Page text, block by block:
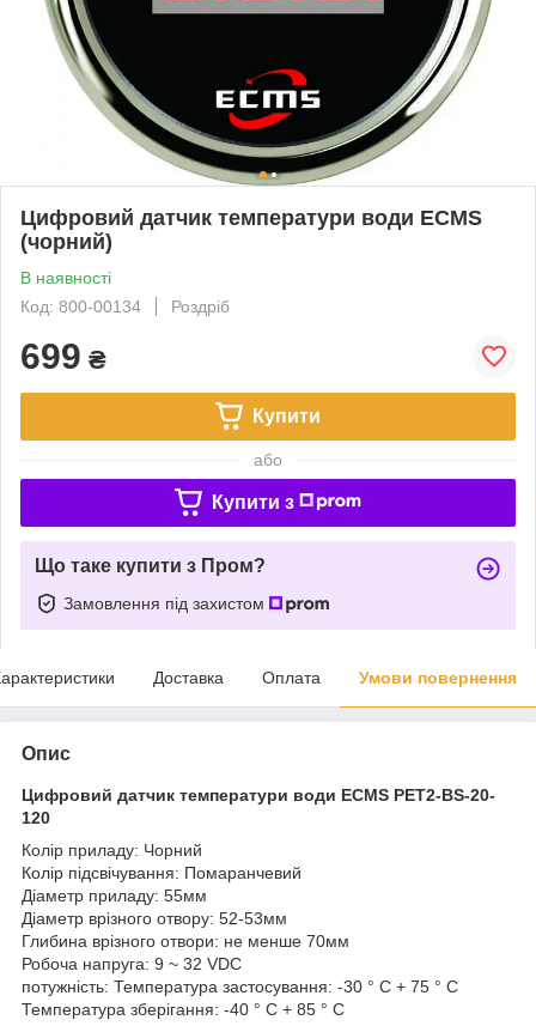
Цифровий датчик температури води ECMS
(чорний)
В наявності
Код: 800-00134
Роздріб
699 ₴
Купити
або
Купити з
Що таке купити з Пром?
Замовлення під захистом
Доставка Оплата Умови повернення
Опис
Цифровий датчик температури води ECMS PET2-BS-20-
120
Колір приладу: Чорний
Колір підсвічування: Помаранчевий
Діаметр приладу: 55мм
Діаметр врізного отвору: 52-53мм
Глибина врізного отвори: не менше 70мм
Робоча напруга: 9 ~ 32 VDC
потужність: Температура застосування: -30 ° С + 75 ° С
Температура зберігання: -40 ° С + 85 ° С